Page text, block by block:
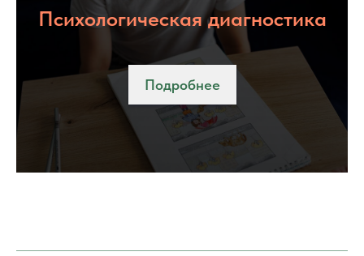
Психологическая диагностика
Подробнее